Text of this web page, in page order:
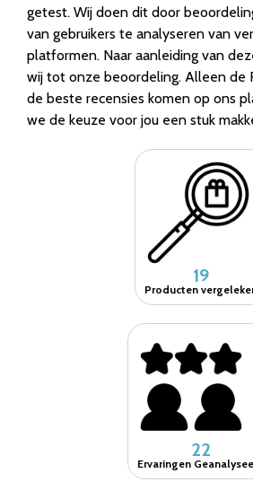
getest. Wij doen dit door
van gebruikers te analyseren van
platformen. Naar aanleiding van
wij tot onze beoordeling. Alleen de
de beste recensies komen op ons
we de keuze voor jou een stuk
19
Producten
22
Ervaringen